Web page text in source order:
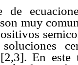
de
muy
[2,3]. En